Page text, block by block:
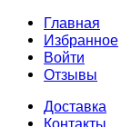
Главная
Избранное
Войти
Отзывы
Доставка